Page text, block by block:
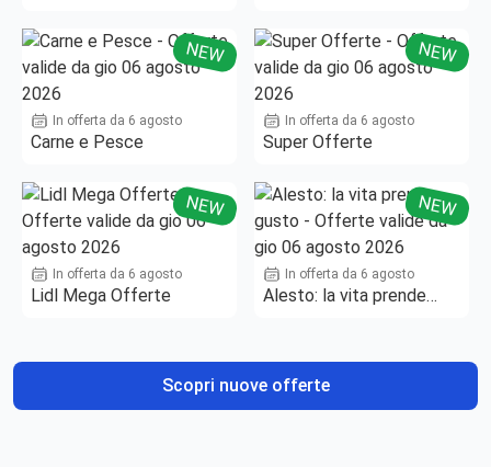
NEW
In offerta da 6 agosto
Carne e Pesce
NEW
In offerta da 6 agosto
Super Offerte
NEW
In offerta da 6 agosto
Lidl Mega Offerte
NEW
In offerta da 6 agosto
Alesto: la vita prende
Scopri nuove offerte